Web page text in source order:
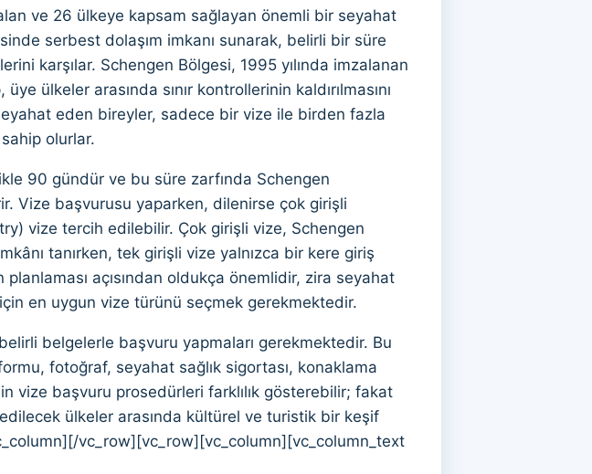
ve 26 ülkeye kapsam sağlayan önemli bir seyahat
serbest dolaşım imkanı sunarak, belirli bir süre
karşılar. Schengen Bölgesi, 1995 yılında imzalanan
ülkeler arasında sınır kontrollerinin kaldırılmasını
eden bireyler, sadece bir vize ile birden fazla
olurlar.
90 gündür ve bu süre zarfında Schengen
Vize başvurusu yaparken, dilenirse çok girişli
vize tercih edilebilir. Çok girişli vize, Schengen
tanırken, tek girişli vize yalnızca bir kere giriş
açısından oldukça önemlidir, zira seyahat
en uygun vize türünü seçmek gerekmektedir.
belgelerle başvuru yapmaları gerekmektedir. Bu
fotoğraf, seyahat sağlık sigortası, konaklama
vize başvuru prosedürleri farklılık gösterebilir; fakat
ülkeler arasında kültürel ve turistik bir keşif
vc_row][vc_row][vc_column][vc_column_text